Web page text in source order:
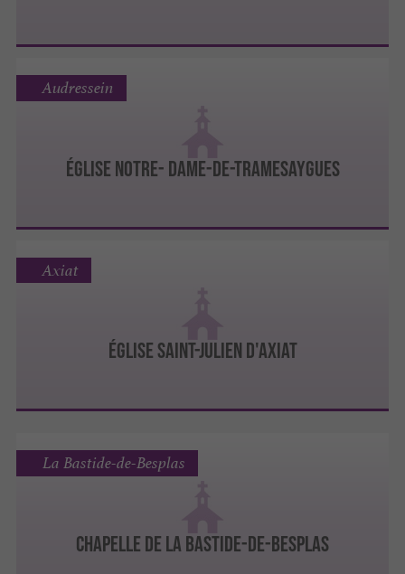
ÉGLISE NOTRE- DAME-DE-TRAMESAYGUES
Audressein
ÉGLISE SAINT-JULIEN D'AXIAT
Axiat
CHAPELLE DE LA BASTIDE-DE-BESPLAS
La Bastide-de-Besplas